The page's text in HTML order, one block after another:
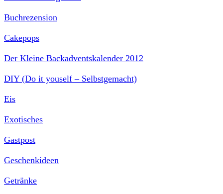
Buchrezension
Cakepops
Der Kleine Backadventskalender 2012
DIY (Do it youself – Selbstgemacht)
Eis
Exotisches
Gastpost
Geschenkideen
Getränke